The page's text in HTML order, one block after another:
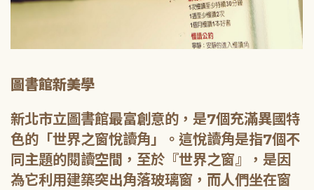
圖書館新美學
新北市立圖書館最富創意的，是7個充滿異國特
色的「世界之窗悅讀角」。這悅讀角是指7個不
同主題的閱讀空間，至於『世界之窗』，是因
為它利用建築突出角落玻璃窗，而人們坐在窗